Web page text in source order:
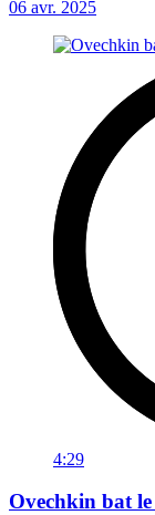
06 avr. 2025
4:29
Ovechkin bat